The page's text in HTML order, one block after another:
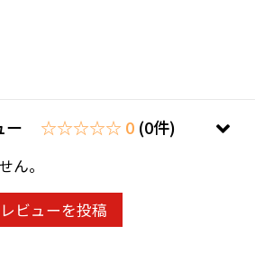
ー ☆☆☆☆☆ 0 (0件)
ん。
レビューを投稿